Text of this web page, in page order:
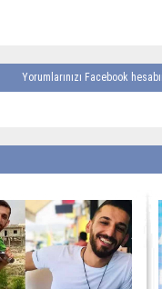
Yorumlarınızı Facebook